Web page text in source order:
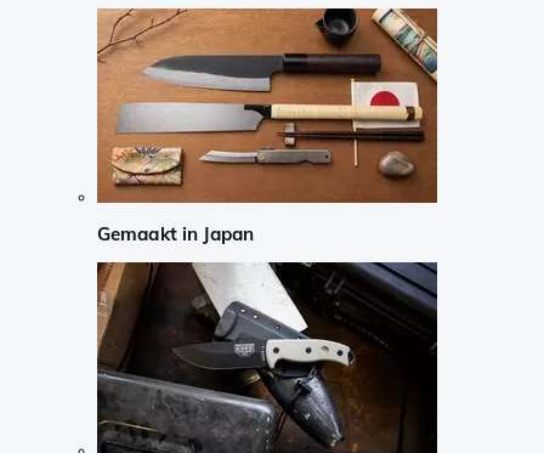
Gemaakt in Japan